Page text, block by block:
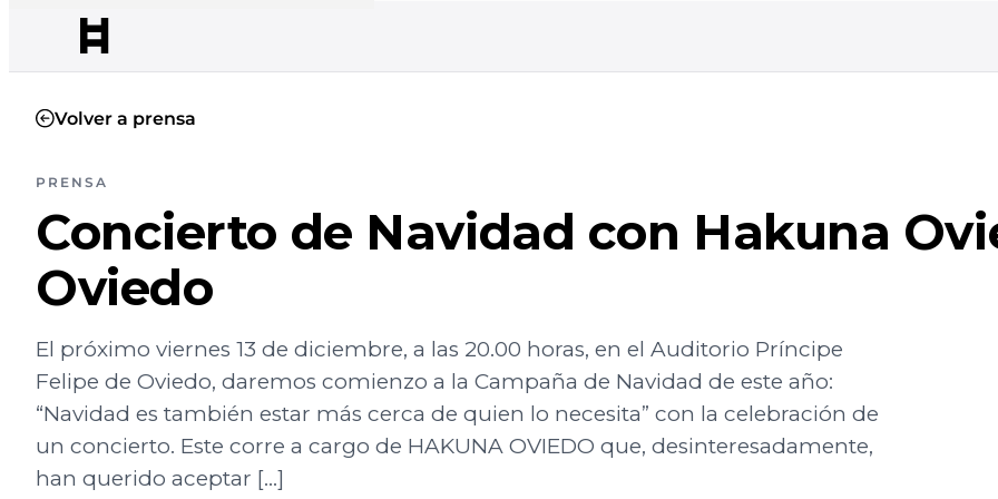
Volver a prensa
PRENSA
Concierto de Navidad con Hakuna
Oviedo
El próximo viernes 13 de diciembre, a las 20.00 horas, en el Auditorio Príncipe
Felipe de Oviedo, daremos comienzo a la Campaña de Navidad de este año:
“Navidad es también estar más cerca de quien lo necesita” con la celebración de
un concierto. Este corre a cargo de HAKUNA OVIEDO que, desinteresadamente,
han querido aceptar […]